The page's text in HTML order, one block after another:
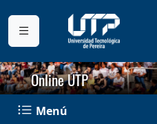
Online UTP
Menú